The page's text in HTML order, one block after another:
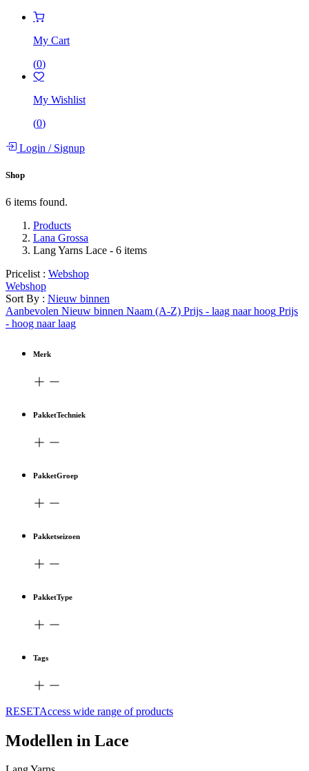
My Cart
(0)
My Wishlist
(0)
Login /Signup
Shop
6 items found.
Products
Lana Grossa
Lang Yarns Lace - 6 items
Pricelist : Webshop
Webshop
Sort By : Nieuw binnen
Aanbevolen Nieuw binnen Naam (A-Z) Prijs - laag naar hoog Prijs
- hoog naar laag
Merk
PakketTechniek
PakketGroep
Pakketseizoen
PakketType
Tags
RESETAccess wide range of products
Modellen in Lace